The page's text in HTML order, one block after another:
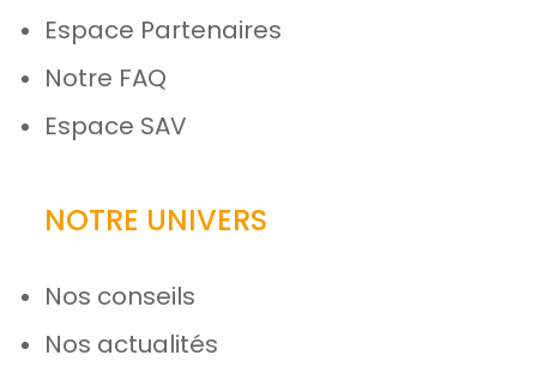
Espace Partenaires
Notre FAQ
Espace SAV
NOTRE UNIVERS
Nos conseils
Nos actualités